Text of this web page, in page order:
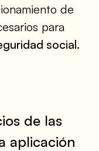
de
para
social.
de las
aplicación